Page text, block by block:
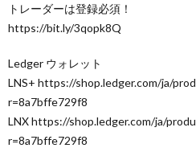
トレーダーは登録必須！
https://bit.ly/3qopk8Q
Ledger ウォレット
LNS+ https://shop.ledger.com/ja/
r=8a7bffe729f8
LNX https://shop.ledger.com/ja/
r=8a7bffe729f8